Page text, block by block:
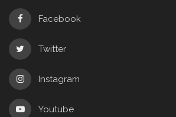
Facebook
Twitter
Instagram
Youtube